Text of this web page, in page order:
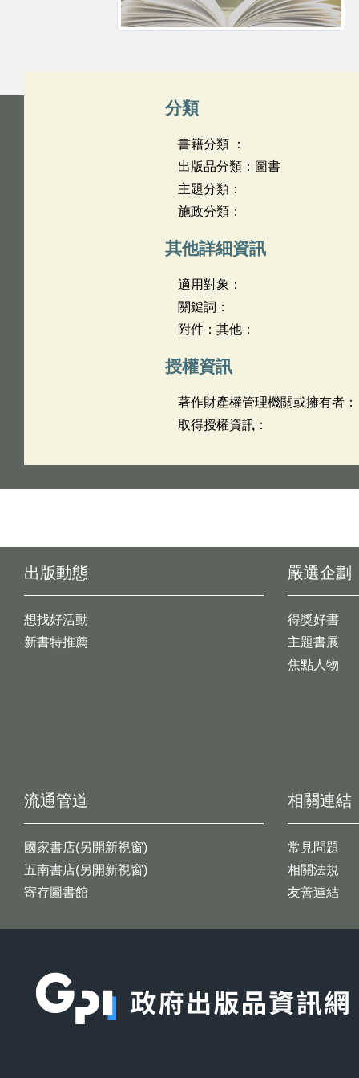
分類
書籍分類 ：
出版品分類：圖書
主題分類：
施政分類：
其他詳細資訊
適用對象：
關鍵詞：
附件：其他：
授權資訊
著作財產權管理機關或擁有者：
取得授權資訊：
出版動態
想找好活動
新書特推薦
嚴選企劃
得獎好書
主題書展
焦點人物
流通管道
國家書店(另開新視窗)
五南書店(另開新視窗)
寄存圖書館
相關連結
常見問題
相關法規
友善連結